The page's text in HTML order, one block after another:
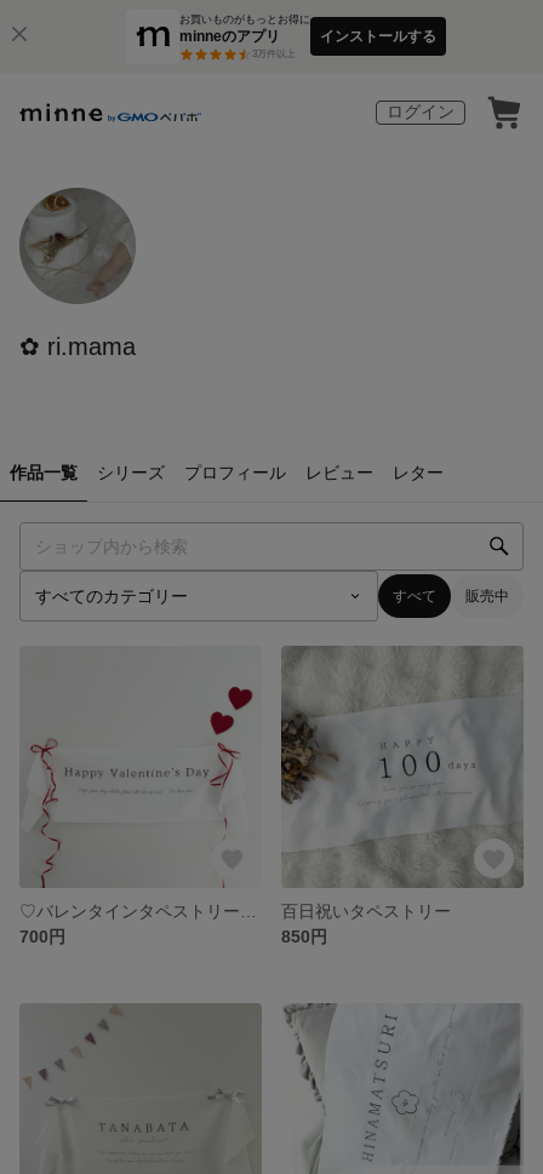
お買いものがもっとお得に
minneのアプリ
3万件以上
インストールする
ログイン
✿ ri.mama
作品一覧 シリーズ プロフィール レビュー レター
すべて 販売中
700円
百日祝いタペストリー
850円